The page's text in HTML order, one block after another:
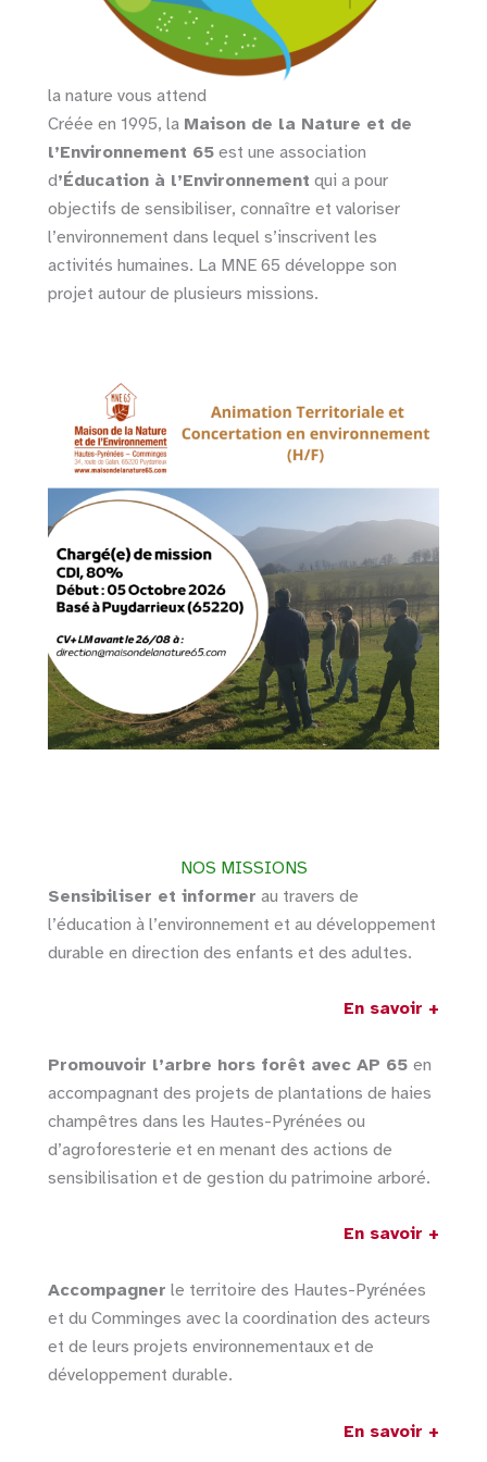
la nature vous attend
Créée en 1995, la Maison de la Nature et de
l’Environnement 65 est une association
d’Éducation à l’Environnement qui a pour
objectifs de sensibiliser, connaître et valoriser
l’environnement dans lequel s’inscrivent les
activités humaines. La MNE 65 développe son
projet autour de plusieurs missions.
NOS MISSIONS
Sensibiliser et informer au travers de
l’éducation à l’environnement et au développement
durable en direction des enfants et des adultes.
En savoir +
Promouvoir l’arbre hors forêt avec AP 65 en
accompagnant des projets de plantations de haies
champêtres dans les Hautes-Pyrénées ou
d’agroforesterie et en menant des actions de
sensibilisation et de gestion du patrimoine arboré.
En savoir +
Accompagner le territoire des Hautes-Pyrénées
et du Comminges avec la coordination des acteurs
et de leurs projets environnementaux et de
développement durable.
En savoir +